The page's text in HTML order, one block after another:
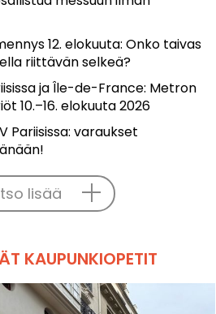
12. elokuuta: Onko taivas
riittävän selkeä?
ja Île-de-France: Metron
10.–16. elokuuta 2026
Pariisissa: varaukset
lisää
KAUPUNKIOPETIT